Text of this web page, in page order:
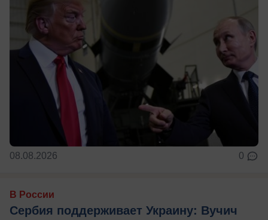
08.08.2026 0
В России
Сербия поддерживает Украину: Вучич